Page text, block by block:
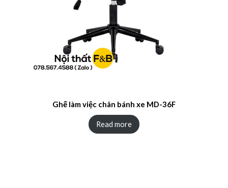
Ghế làm việc chân bánh xe MD-36F
Read more